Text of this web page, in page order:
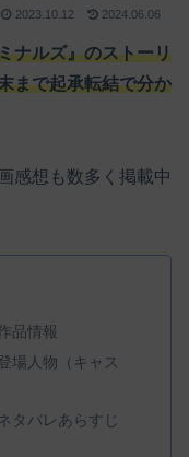
2023.10.12 2024.06.06
ナルズ』のストーリ
まで起承転結で分か
感想も数多く掲載中
品情報
場人物（キャス
タバレあらすじ